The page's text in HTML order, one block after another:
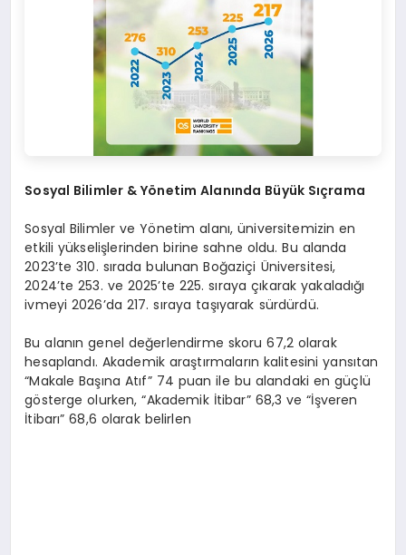
Sosyal Bilimler & Yönetim Alanında Büyük Sıçrama
Sosyal Bilimler ve Yönetim alanı, üniversitemizin en
etkili yükselişlerinden birine sahne oldu. Bu alanda
2023’te 310. sırada bulunan Boğaziçi Üniversitesi,
2024’te 253. ve 2025’te 225. sıraya çıkarak yakaladığı
ivmeyi 2026’da 217. sıraya taşıyarak sürdürdü.
Bu alanın genel değerlendirme skoru 67,2 olarak
hesaplandı. Akademik araştırmaların kalitesini yansıtan
“Makale Başına Atıf” 74 puan ile bu alandaki en güçlü
gösterge olurken, “Akademik İtibar” 68,3 ve “İşveren
İtibarı” 68,6 olarak belirlen